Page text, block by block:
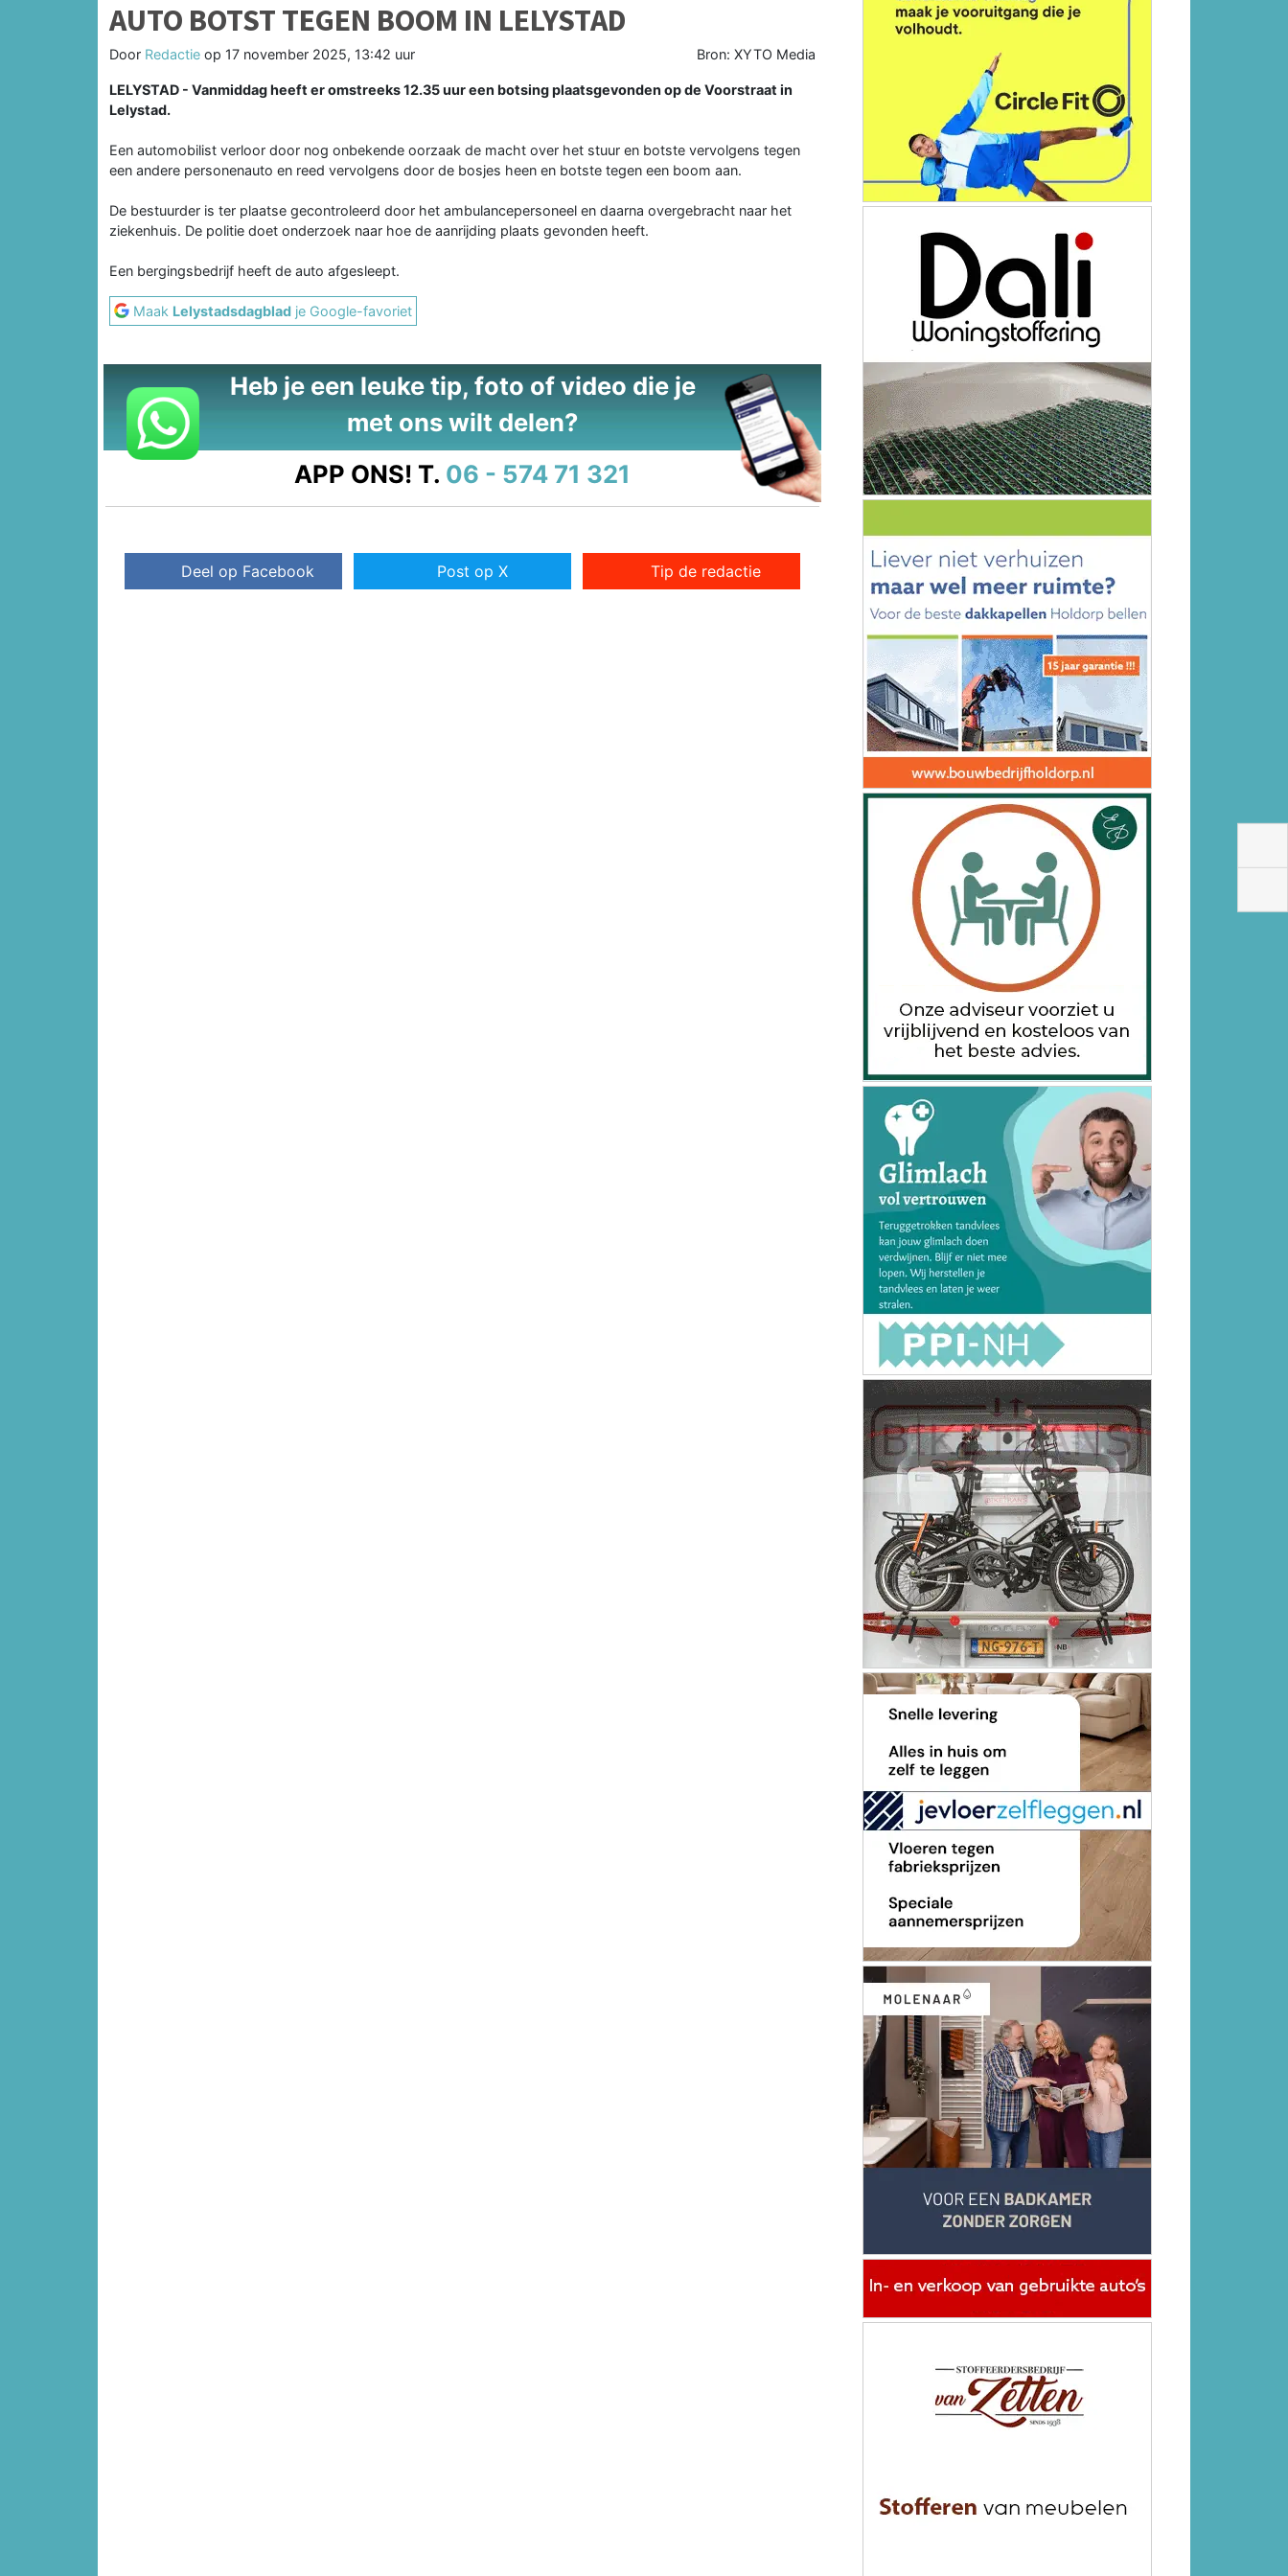
AUTO BOTST TEGEN BOOM IN LELYSTAD
Door Redactie op 17 november 2025, 13:42 uur Bron: XYTO Media
LELYSTAD - Vanmiddag heeft er omstreeks 12.35 uur een botsing plaatsgevonden op de Voorstraat in
Lelystad.
Een automobilist verloor door nog onbekende oorzaak de macht over het stuur en botste vervolgens tegen
een andere personenauto en reed vervolgens door de bosjes heen en botste tegen een boom aan.
De bestuurder is ter plaatse gecontroleerd door het ambulancepersoneel en daarna overgebracht naar het
ziekenhuis. De politie doet onderzoek naar hoe de aanrijding plaats gevonden heeft.
Een bergingsbedrijf heeft de auto afgesleept.
Maak Lelystadsdagblad je Google-favoriet
Heb je een leuke tip, foto of video die je
met ons wilt delen?
APP ONS! T. 06 - 574 71 321
Deel op Facebook Post op X Tip de redactie